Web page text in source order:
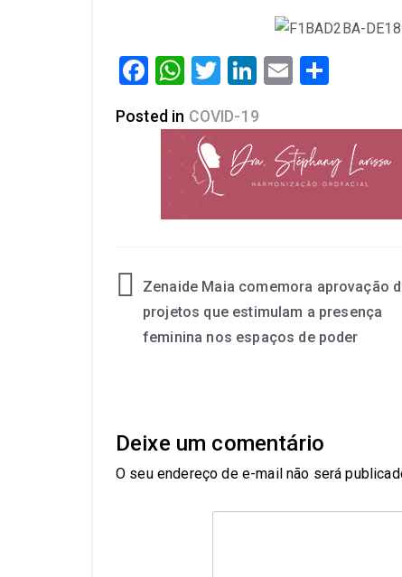
Facebook
WhatsApp
Twitter
LinkedIn
Email
Posted in COVID-19
Zenaide Maia comemora aprovação
projetos que estimulam a presença
feminina nos espaços de poder
Deixe um comentário
O seu endereço de e-mail não será